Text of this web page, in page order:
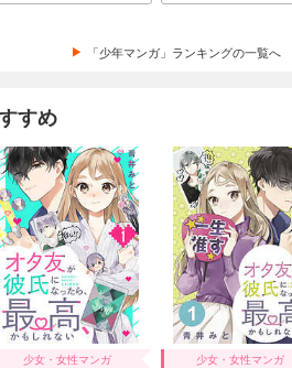
「少年マンガ」ランキングの一覧へ
すめ
少女・女性マンガ 少女・女性マンガ